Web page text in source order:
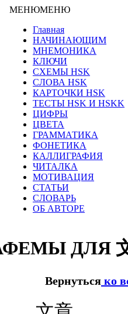
МЕНЮМЕНЮ
Главная
НАЧИНАЮЩИМ
МНЕМОНИКА
КЛЮЧИ
СХЕМЫ HSK
СЛОВА HSK
КАРТОЧКИ HSK
ТЕСТЫ HSK И HSKK
ЦИФРЫ
ЦВЕТА
ГРАММАТИКА
ФОНЕТИКА
КАЛЛИГРАФИЯ
ЧИТАЛКА
МОТИВАЦИЯ
СТАТЬИ
СЛОВАРЬ
ОБ АВТОРЕ
ДЛЯ 文章
Вернуться ко